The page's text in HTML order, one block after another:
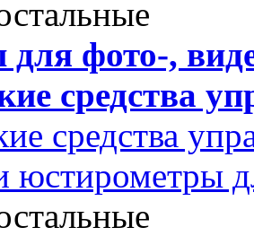
фото-,
средства
средства